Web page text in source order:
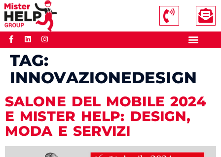
TAG:
INNOVAZIONEDESIGN
SALONE DEL MOBILE 2024
E MISTER HELP: DESIGN,
MODA E SERVIZI